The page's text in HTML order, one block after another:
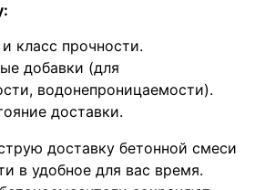
класс прочности.
добавки (для
водонепроницаемости).
доставки.
доставку бетонной смеси
в удобное для вас время.